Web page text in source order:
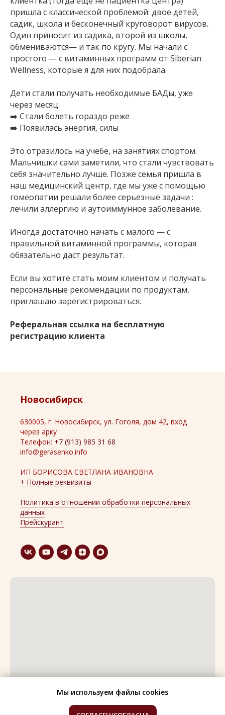
пришла с классической проблемой: двое детей,
садик, школа и бесконечный круговорот вирусов.
Один приносит из садика, второй из школы,
обмениваются— и так по кругу. Мы начали с
простого — с витаминных программ от Siberian
Wellness, которые я для них подобрала.
Дети стали получать необходимые БАДы, уже
через месяц:
➡️ Стали болеть гораздо реже
➡️ Появилась энергия, силы
Это отразилось на учебе, на занятиях спортом.
Мальчишки сами заметили, что стали чувствовать
себя значительно лучше. Позже семья пришла в
наш медицинский центр, где мы уже с помощью
гомеопатии решали более серьезные задачи :
лечили аллергию и аутоиммунное заболевание.
Иногда достаточно начать с малого — с
правильной витаминной программы, которая
обязательно даст результат.
Если вы хотите стать моим клиентом и получать
персональные рекомендации по продуктам,
приглашаю зарегистрироваться.
Реферальная ссылка на бесплатную
регистрацию клиента
Бесплатная регистрация
Новосибирск
630005, г. Новосибирск, ул. Гоголя, дом 42, вход
через арку
Телефон: +7 (913) 985 31 68
info@gerasenko.info
ИП БОРИСОВА СВЕТЛАНА ИВАНОВНА
+ Полные реквизиты
Политика в отношении обработки персональных
данных
Прейскурант
Мы используем файлы cookies